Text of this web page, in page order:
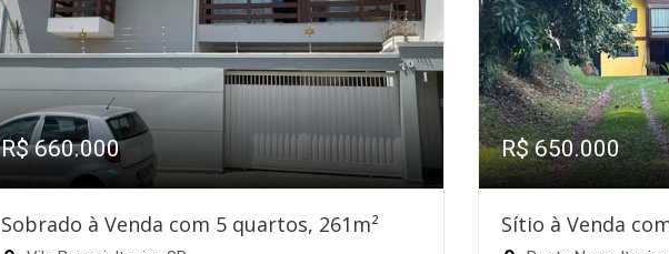
R$ 660.000
Sobrado à Venda com 5 quartos, 261m²
R$ 650.000
Sítio à Venda